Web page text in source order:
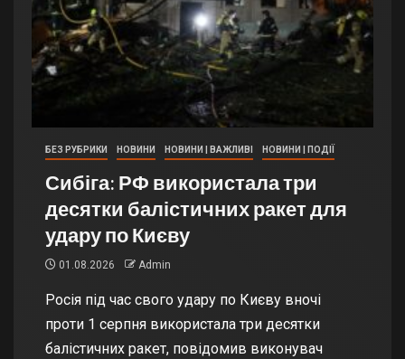
БЕЗ РУБРИКИ НОВИНИ НОВИНИ | ВАЖЛИВІ НОВИНИ | ПОДІЇ
Сибіга: РФ використала три
десятки балістичних ракет для
удару по Києву
01.08.2026 Admin
Росія під час свого удару по Києву вночі
проти 1 серпня використала три десятки
балістичних ракет, повідомив виконувач